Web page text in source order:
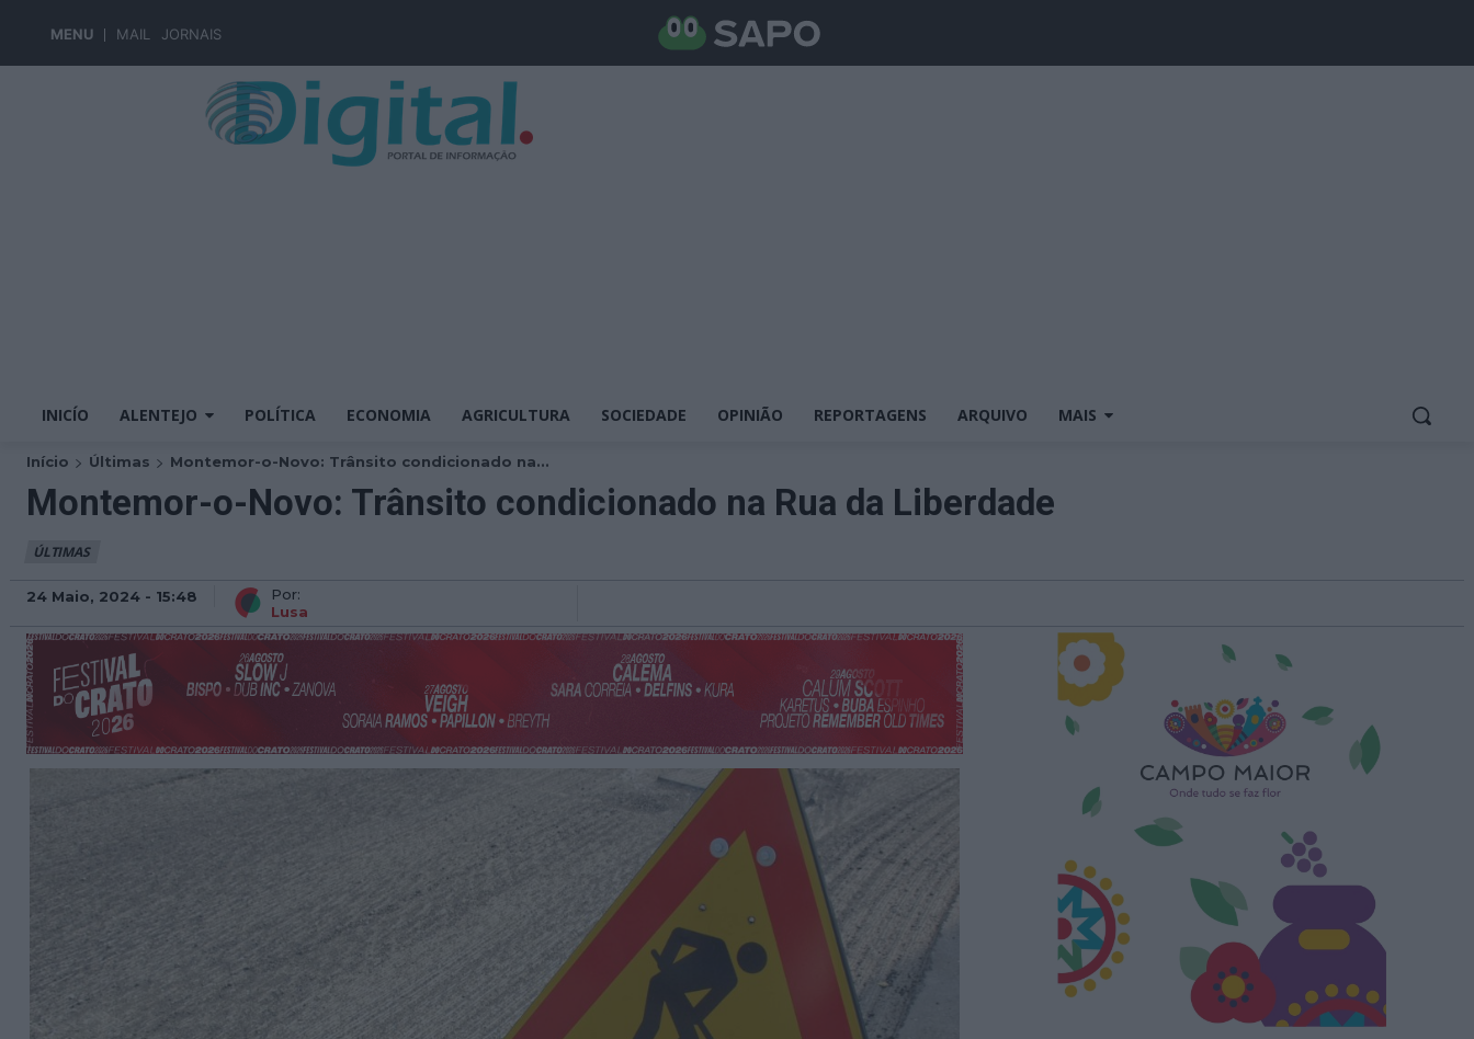
MENU MAIL JORNAIS
INICÍO ALENTEJO POLÍTICA ECONOMIA AGRICULTURA SOCIEDADE OPINIÃO REPORTAGENS ARQUIVO MAIS
Início Últimas Montemor-o-Novo: Trânsito condicionado na...
Montemor-o-Novo: Trânsito condicionado na Rua da Liberdade
ÚLTIMAS
24 Maio, 2024 - 15:48
Por:
Lusa